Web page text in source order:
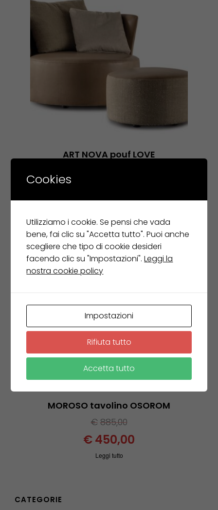
ART NOVA pouf LOVE
MOROSO tavolino OSOROM
€ 885,00
€450,00
Leggi tutto
CATEGORIE
Cookies
Utilizziamo i cookie. Se pensi che vada
bene, fai clic su "Accetta tutto". Puoi anche
scegliere che tipo di cookie desideri
facendo clic su "Impostazioni".Leggi la
nostra cookie policy
Impostazioni
Rifiuta tutto
Accetta tutto